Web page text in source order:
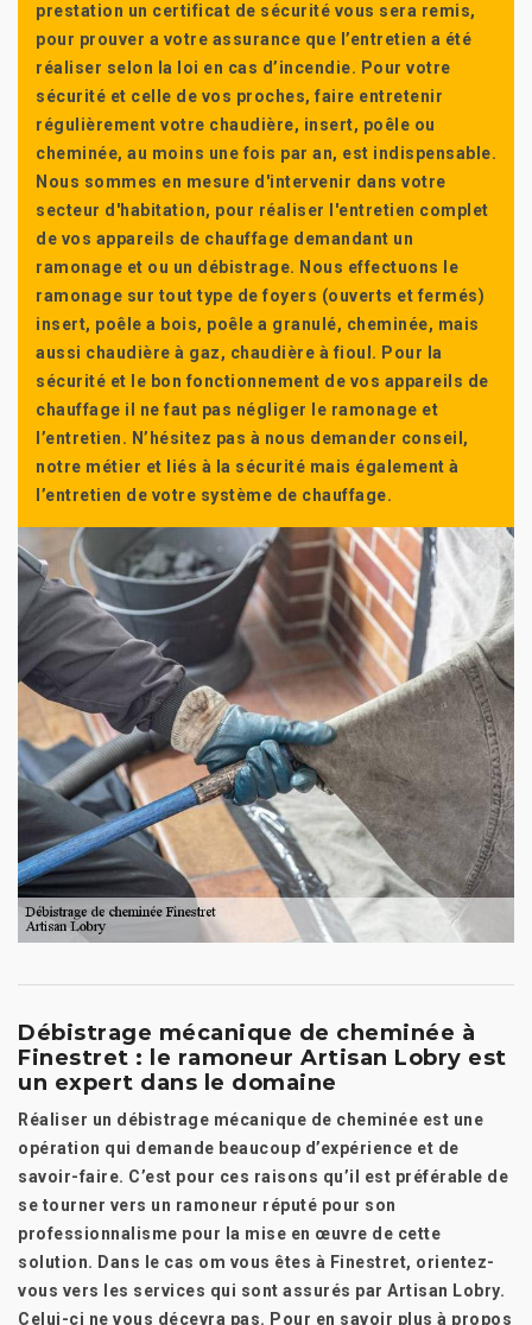
prestation un certificat de sécurité vous sera remis,
pour prouver a votre assurance que l’entretien a été
réaliser selon la loi en cas d’incendie. Pour votre
sécurité et celle de vos proches, faire entretenir
régulièrement votre chaudière, insert, poêle ou
cheminée, au moins une fois par an, est indispensable.
Nous sommes en mesure d'intervenir dans votre
secteur d'habitation, pour réaliser l'entretien complet
de vos appareils de chauffage demandant un
ramonage et ou un débistrage. Nous effectuons le
ramonage sur tout type de foyers (ouverts et fermés)
insert, poêle a bois, poêle a granulé, cheminée, mais
aussi chaudière à gaz, chaudière à fioul. Pour la
sécurité et le bon fonctionnement de vos appareils de
chauffage il ne faut pas négliger le ramonage et
l’entretien. N’hésitez pas à nous demander conseil,
notre métier et liés à la sécurité mais également à
l’entretien de votre système de chauffage.
Débistrage mécanique de cheminée à
Finestret : le ramoneur Artisan Lobry est
un expert dans le domaine
Réaliser un débistrage mécanique de cheminée est une
opération qui demande beaucoup d’expérience et de
savoir-faire. C’est pour ces raisons qu’il est préférable de
se tourner vers un ramoneur réputé pour son
professionnalisme pour la mise en œuvre de cette
solution. Dans le cas om vous êtes à Finestret, orientez-
vous vers les services qui sont assurés par Artisan Lobry.
Celui-ci ne vous décevra pas. Pour en savoir plus à propos